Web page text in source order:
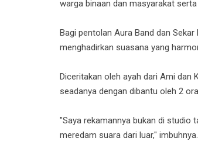
warga binaan dan masyarakat
Bagi pentolan Aura Band dan
menghadirkan suasana yang
Diceritakan oleh ayah dari Ami dan
seadanya dengan dibantu oleh 2
"Saya rekamannya bukan di studio
meredam suara dari luar," imbuhnya.